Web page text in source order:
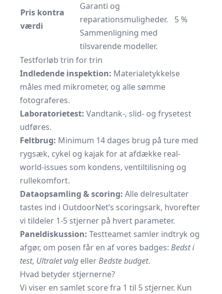
Pris kontra
værdi
Garanti og
reparationsmuligheder.
Sammenligning med
tilsvarende modeller.
5 %
Testforløb trin for trin
Indledende inspektion: Materialetykkelse
måles med mikrometer, og alle sømme
fotograferes.
Laboratorietest: Vandtank-, slid- og frysetest
udføres.
Feltbrug: Minimum 14 dages brug på ture med
rygsæk, cykel og kajak for at afdække real-
world-issues som kondens, ventil­tilisning og
rullekomfort.
Dataopsamling & scoring: Alle delresultater
tastes ind i OutdoorNet’s scoringsark, hvorefter
vi tildeler 1-5 stjerner på hvert parameter.
Paneldiskussion: Testteamet samler indtryk og
afgør, om posen får en af vores badges: Bedst i
test, Ultralet valg ellerBedste budget.
Hvad betyder stjernerne?
Vi viser en samlet score fra 1 til 5 stjerner. Kun